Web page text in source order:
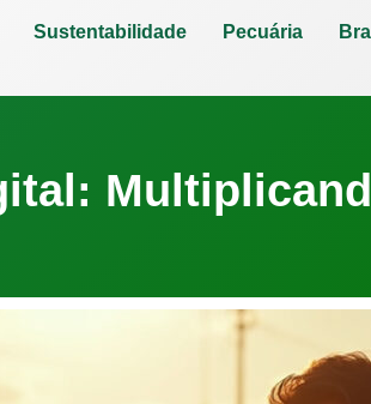
Sustentabilidade Pecuária